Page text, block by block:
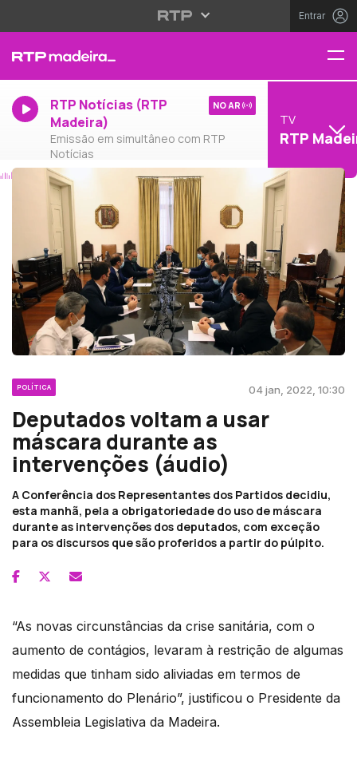
Entrar
RTP Notícias (RTP
Madeira)
Emissão em simultâneo com RTP
Notícias
NO AR
TV
RTP
POLÍTICA 04 jan, 2022, 10:30
Deputados voltam a usar
máscara durante as
intervenções (áudio)
A Conferência dos Representantes dos Partidos decidiu,
esta manhã, pela a obrigatoriedade do uso de máscara
durante as intervenções dos deputados, com exceção
para os discursos que são proferidos a partir do púlpito.
“As novas circunstâncias da crise sanitária, com o
aumento de contágios, levaram à restrição de algumas
medidas que tinham sido aliviadas em termos de
funcionamento do Plenário”, justificou o Presidente da
Assembleia Legislativa da Madeira.